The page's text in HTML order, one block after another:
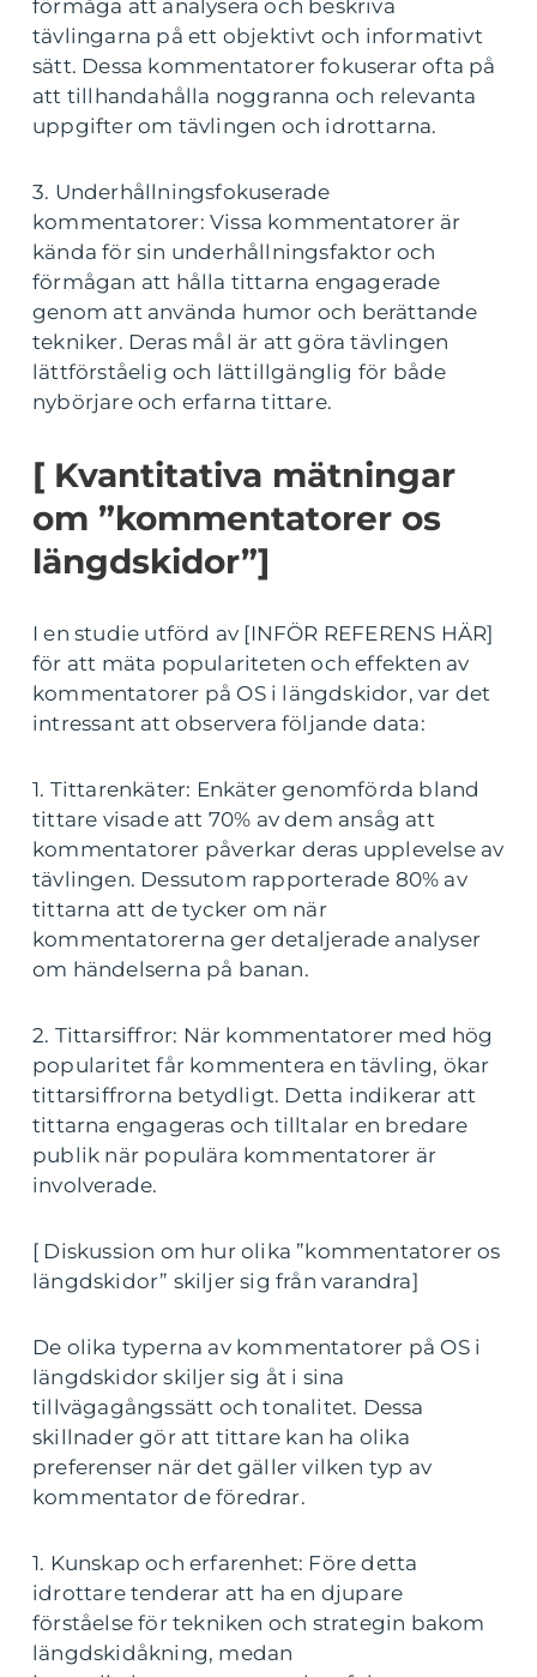
förmåga att analysera och beskriva
tävlingarna på ett objektivt och informativt
sätt. Dessa kommentatorer fokuserar ofta på
att tillhandahålla noggranna och relevanta
uppgifter om tävlingen och idrottarna.
3. Underhållningsfokuserade
kommentatorer: Vissa kommentatorer är
kända för sin underhållningsfaktor och
förmågan att hålla tittarna engagerade
genom att använda humor och berättande
tekniker. Deras mål är att göra tävlingen
lättförståelig och lättillgänglig för både
nybörjare och erfarna tittare.
[ Kvantitativa mätningar
om ”kommentatorer os
längdskidor”]
I en studie utförd av [INFÖR REFERENS HÄR]
för att mäta populariteten och effekten av
kommentatorer på OS i längdskidor, var det
intressant att observera följande data:
1. Tittarenkäter: Enkäter genomförda bland
tittare visade att 70% av dem ansåg att
kommentatorer påverkar deras upplevelse av
tävlingen. Dessutom rapporterade 80% av
tittarna att de tycker om när
kommentatorerna ger detaljerade analyser
om händelserna på banan.
2. Tittarsiffror: När kommentatorer med hög
popularitet får kommentera en tävling, ökar
tittarsiffrorna betydligt. Detta indikerar att
tittarna engageras och tilltalar en bredare
publik när populära kommentatorer är
involverade.
[ Diskussion om hur olika ”kommentatorer os
längdskidor” skiljer sig från varandra]
De olika typerna av kommentatorer på OS i
längdskidor skiljer sig åt i sina
tillvägagångssätt och tonalitet. Dessa
skillnader gör att tittare kan ha olika
preferenser när det gäller vilken typ av
kommentator de föredrar.
1. Kunskap och erfarenhet: Före detta
idrottare tenderar att ha en djupare
förståelse för tekniken och strategin bakom
längdskidåkning, medan